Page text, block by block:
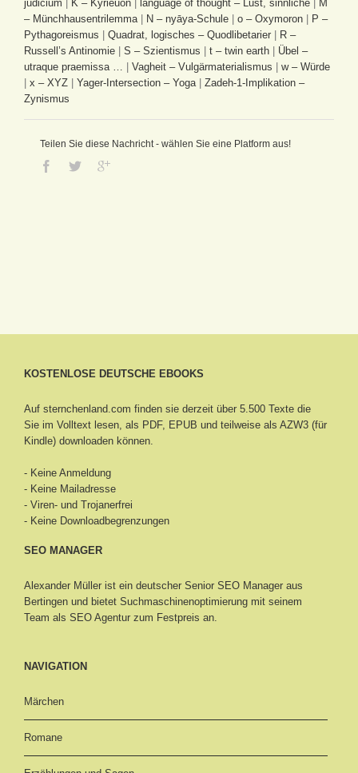
judicium
K – Kyrieuon language of thought – Lust, sinnliche
M
– Münchhausentrilemma
N – nyāya-Schule o – Oxymoron
P –
Pythagoreismus
Quadrat, logisches – Quodlibetarier
R –
Russell’s Antinomie
S – Szientismus t – twin earth
Übel –
utraque praemissa …
Vagheit – Vulgärmaterialismus
w – Würde
x – XYZ Yager-Intersection – Yoga
Zadeh-1-Implikation –
Zynismus
Teilen Sie diese Nachricht - wählen Sie eine Platform aus!
KOSTENLOSE DEUTSCHE EBOOKS
Auf sternchenland.com finden sie derzeit über 5.500 Texte die
Sie im Volltext lesen, als PDF, EPUB und teilweise als AZW3 (für
Kindle) downloaden können.
- Keine Anmeldung
- Keine Mailadresse
- Viren- und Trojanerfrei
- Keine Downloadbegrenzungen
SEO MANAGER
Alexander Müller ist ein deutscher Senior SEO Manager aus
Bertingen und bietet Suchmaschinenoptimierung mit seinem
Team als SEO Agentur zum Festpreis an.
NAVIGATION
Märchen
Romane